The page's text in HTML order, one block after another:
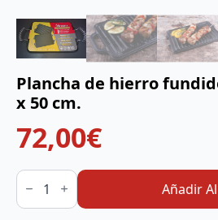
Plancha de hierro
x 50 cm.
72,00€
Plancha
de
hierro
fundido
Añadir